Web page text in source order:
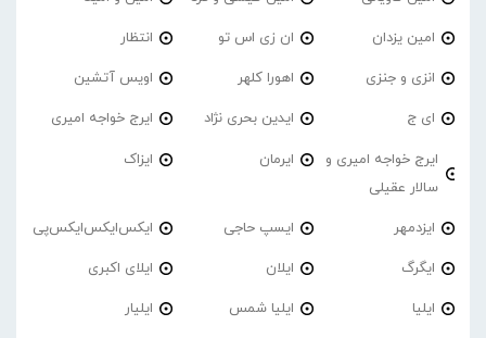
امین یزدان ان زی اس تو انتظار
انزی و جنزی اهورا کلهر اویس آتشین
ای ج ایدین بحری نژاد ایرج خواجه امیری
ایرج خواجه امیری و
سالار عقیلی
ایرمان ایزاک
ایزدمهر ایسپ حاجی ایکس‌ایکس‌ایکس‌پی
ایگرگ ایلان ایلای اکبری
ایلیا ایلیا شمس ایلیار